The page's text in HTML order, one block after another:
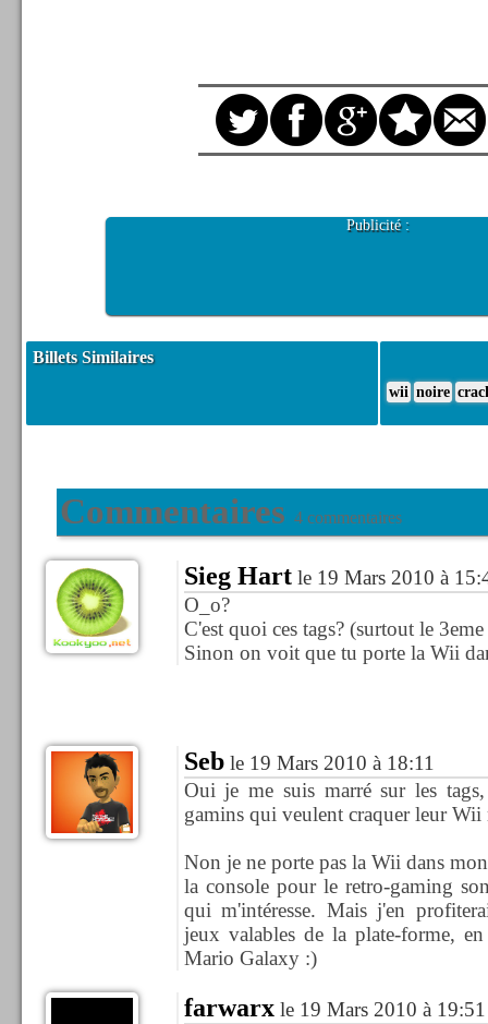
Publicité :
Billets Similaires
wii noire
Commentaires 4 commentaires
Sieg Hartle 19 Mars 2010 à
O_o?
C'est quoi ces tags? (surtout le
Sinon on voit que tu porte la Wii
Seble 19 Mars 2010 à 18:11
Oui je me suis marré sur les
gamins qui veulent craquer leur Wii
Non je ne porte pas la Wii dans
la console pour le retro-gaming
qui m'intéresse. Mais j'en
jeux valables de la plate-forme,
Mario Galaxy :)
farwarxle 19 Mars 2010 à 19:51